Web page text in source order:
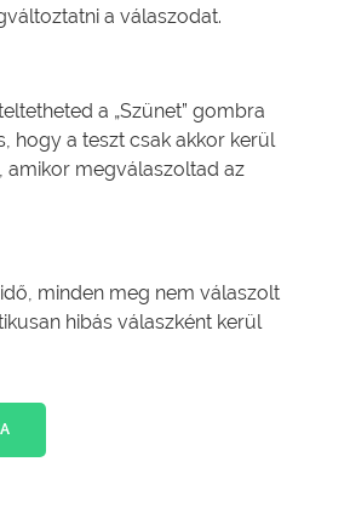
a válaszodat.
a „Szünet” gombra
hogy a teszt csak akkor kerül
amikor megválaszoltad az
minden meg nem válaszolt
hibás válaszként kerül